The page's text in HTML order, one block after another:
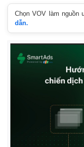
Chọn VOV làm
dẫn.